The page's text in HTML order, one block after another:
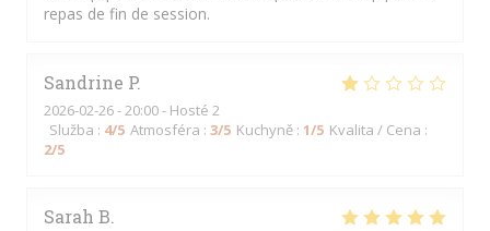
repas de fin de session.
Sandrine P
2026-02-26- 20:00 - Hosté 2
Služba : 4/5 Atmosféra : 3/5 Kuchyně : 1/5 Kvalita / Cena :
2/5
Sarah B